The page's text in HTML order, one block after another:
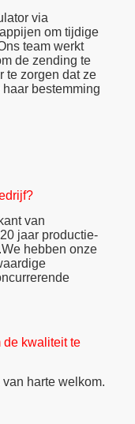
via
om tijdige
team werkt
de zending te
te zorgen dat ze
bestemming
van
jaar productie-
hebben onze
de kwaliteit te
harte welkom.